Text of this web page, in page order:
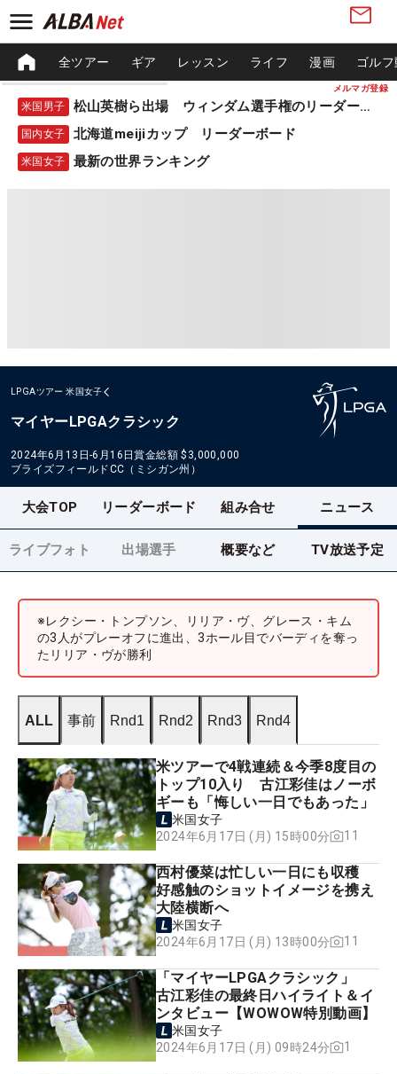
メルマガ登録
全ツアー ギア レッスン ライフ 漫画 ゴル
米国男子 松山英樹ら出場 ウィンダム選手権のリーダーボード
国内女子 北海道meijiカップ リーダーボード
米国女子 最新の世界ランキング
LPGAツアー 米国女子
マイヤーLPGAクラシック
2024年6月13日-6月16日賞金総額 $3,000,000
ブライズフィールドCC（ミシガン州）
大会TOP リーダーボード 組み合せ ニュース
ライブフォト 出場選手 概要など TV放送予定
※レクシー・トンプソン、リリア・ヴ、グレース・キム
の3人がプレーオフに進出、3ホール目でバーディを奪っ
たリリア・ヴが勝利
ALL 事前 Rnd1 Rnd2 Rnd3 Rnd4
米ツアーで4戦連続＆今季8度目の
トップ10入り 古江彩佳はノーボ
ギーも「悔しい一日でもあった」
米国女子
2024年6月17日 (月) 15時00分
11
西村優菜は忙しい一日にも収穫
好感触のショットイメージを携え
大陸横断へ
米国女子
2024年6月17日 (月) 13時00分
11
「マイヤーLPGAクラシック」
古江彩佳の最終日ハイライト＆イ
ンタビュー【WOWOW特別動画】
米国女子
2024年6月17日 (月) 09時24分
1